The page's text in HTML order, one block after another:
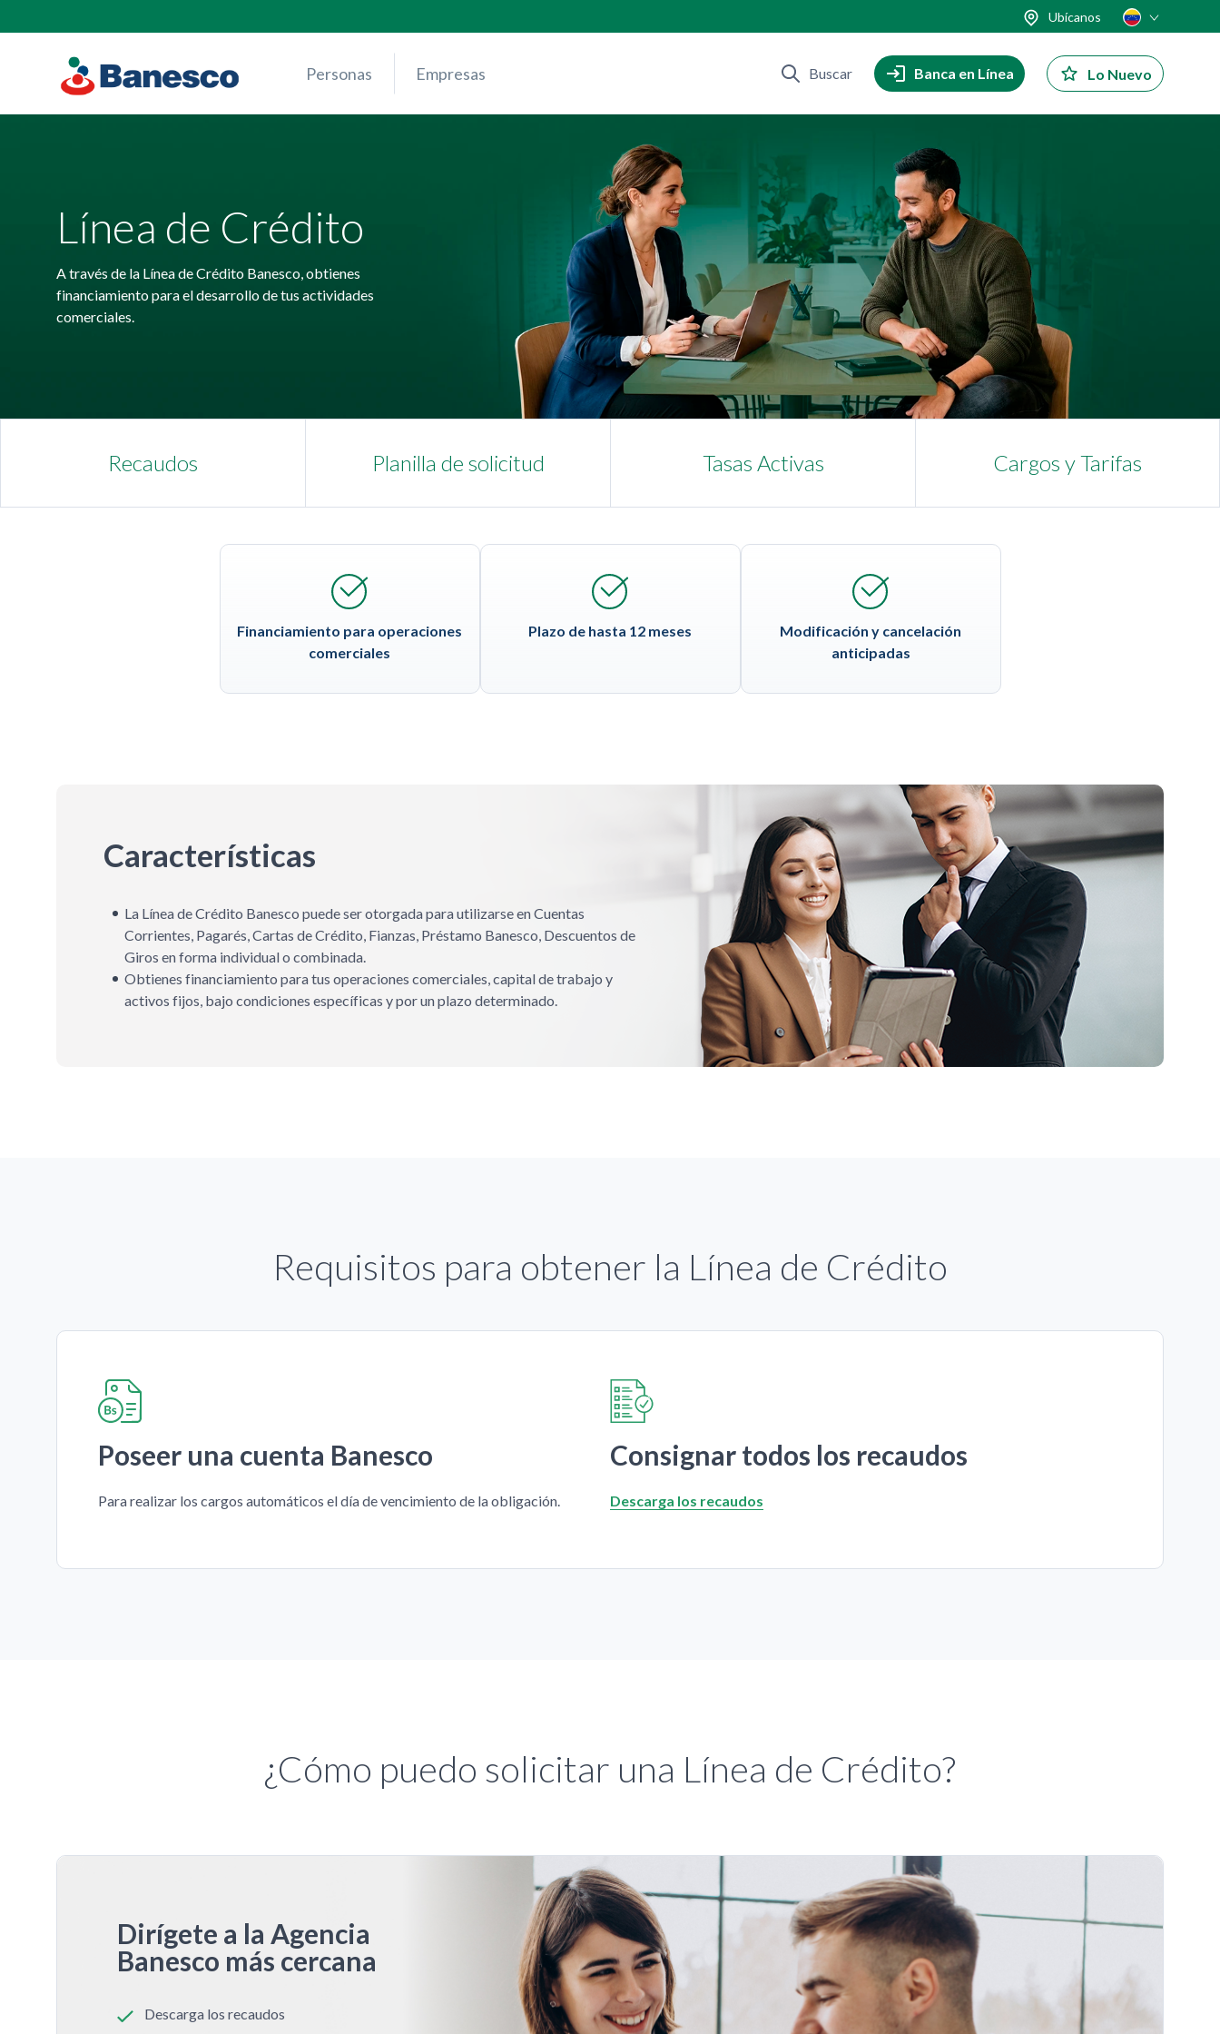
content
Ubícanos
Personas Empresas Buscar Banca en Línea Lo Nuevo
Línea de Crédito
A través de la Línea de Crédito Banesco, obtienes
financiamiento para el desarrollo de tus actividades
comerciales.
Recaudos Planilla de solicitud Tasas Activas Cargos y Tarifas
Financiamiento para operaciones
comerciales
Plazo de hasta 12 meses
Modificación y cancelación
anticipadas
Características
La Línea de Crédito Banesco puede ser otorgada para utilizarse en Cuentas
Corrientes, Pagarés, Cartas de Crédito, Fianzas, Préstamo Banesco, Descuentos de
Giros en forma individual o combinada.
Obtienes financiamiento para tus operaciones comerciales, capital de trabajo y
activos fijos, bajo condiciones específicas y por un plazo determinado.
Requisitos para obtener la Línea de Crédito
Poseer una cuenta Banesco
Para realizar los cargos automáticos el día de vencimiento de la obligación.
Consignar todos los recaudos
Descarga los recaudos
¿Cómo puedo solicitar una Línea de Crédito?
Dirígete a la Agencia
Banesco más cercana
Descarga los recaudos